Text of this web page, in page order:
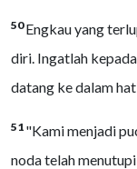
50Engkau yang
diri. Ingatlah
datang ke dalam
51 "Kami menjadi
noda telah